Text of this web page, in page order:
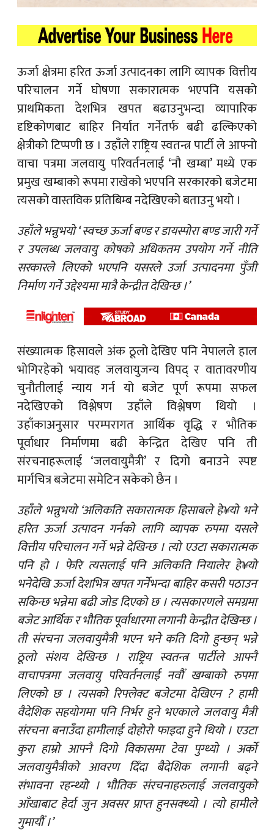
ऊर्जा क्षेत्रमा हरित ऊर्जा उत्पादनका लागि व्यापक वित्तीय
परिचालन गर्ने घोषणा सकारात्मक भएपनि यसको
प्राथमिकता देशभित्र खपत बढाउनुभन्दा व्यापारिक
दृष्टिकोणबाट बाहिर निर्यात गर्नेतर्फ बढी ढल्किएको
क्षेत्रीको टिप्पणी छ । उहाँले राष्ट्रिय स्वतन्त्र पार्टी ले आफ्नो
वाचा पत्रमा जलवायु परिवर्तनलाई ‘नौ खम्बा’ मध्ये एक
प्रमुख खम्बाको रूपमा राखेको भएपनि सरकारको बजेटमा
त्यसको वास्तविक प्रतिबिम्ब नदेखिएको बताउनु भयो ।
उहाँले भन्नुभयो ‘ स्वच्छ ऊर्जा बण्ड र डायस्पोरा बण्ड जारी गर्ने
र उपलब्ध जलवायु कोषको अधिकतम उपयोग गर्ने नीति
सरकारले लिएको भएपनि यसरले उर्जा उत्पादनमा पुँजी
निर्माण गर्ने उद्देश्यमा मात्रै केन्द्रीत देखिन्छ ।’
संख्यात्मक हिसावले अंक ठूलो देखिए पनि नेपालले हाल
भोगिरहेको भयावह जलवायुजन्य विपद् र वातावरणीय
चुनौतीलाई न्याय गर्न यो बजेट पूर्ण रूपमा सफल
नदेखिएको विश्लेषण उहाँले विश्लेषण थियो ।
उहाँकाअनुसार परम्परागत आर्थिक वृद्धि र भौतिक
पूर्वाधार निर्माणमा बढी केन्द्रित देखिए पनि ती
संरचनाहरूलाई ‘जलवायुमैत्री’ र दिगो बनाउने स्पष्ट
मार्गचित्र बजेटमा समेटिन सकेको छैन ।
उहाँले भन्नुभयो ‘अलिकति सकारात्मक हिसाबले हे¥यो भने
हरित ऊर्जा उत्पादन गर्नको लागि व्यापक रुपमा यसले
वित्तीय परिचालन गर्ने भन्ने देखिन्छ । त्यो एउटा सकारात्मक
पनि हो । फेरि त्यसलाई पनि अलिकति नियालेर हे¥यो
भनेदेखि ऊर्जा देशभित्र खपत गर्नेभन्दा बाहिर कसरी पठाउन
सकिन्छ भन्नेमा बढी जोड दिएको छ । त्यसकारणले समग्रमा
बजेट आर्थिक र भौतिक पूर्वाधारमा लगानी केन्द्रीत देखिन्छ ।
ती संरचना जलवायुमैत्री भएन भने कति दिगो हुन्छन् भन्ने
ठूलो संशय देखिन्छ । राष्ट्रिय स्वतन्त्र पार्टीले आफ्नै
वाचापत्रमा जलवायु परिवर्तनलाई नवौँ खम्बाको रुपमा
लिएको छ । त्यसको रिफ्लेक्ट बजेटमा देखिएन ? हामी
वैदेशिक सहयोगमा पनि निर्भर हुने भएकाले जलवायु मैत्री
संरचना बनाउँदा हामीलाई दोहोरो फाइदा हुने थियो । एउटा
कुरा हाम्रो आफ्नै दिगो विकासमा टेवा पुग्थ्यो । अर्को
जलवायुमैत्रीको आवरण दिँदा बैदेशिक लगानी बढ्ने
संभावना रहन्थ्यो । भौतिक संरचनाहरुलाई जलवायुको
आँखाबाट हेर्दा जुन अवसर प्राप्त हुनसक्थ्यो । त्यो हामीले
गुमायौँ ।’